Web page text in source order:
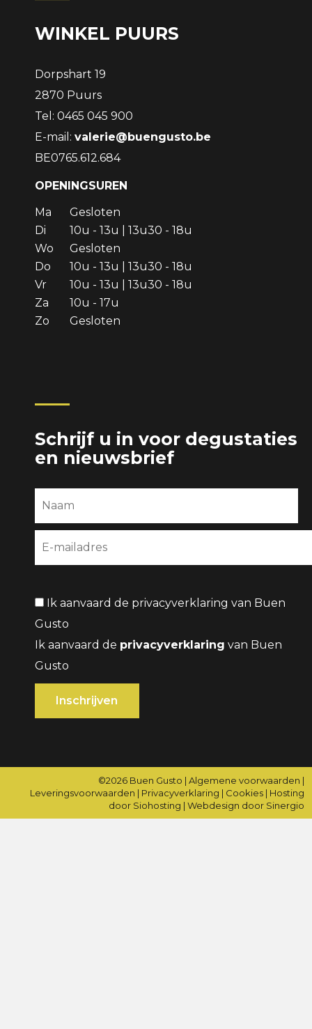
WINKEL PUURS
Dorpshart 19
2870 Puurs
Tel: 0465 045 900
E-mail: valerie@buengusto.be
BE0765.612.684
OPENINGSUREN
Ma
Gesloten
Di
10u - 13u | 13u30 - 18u
Wo
Gesloten
Do
10u - 13u | 13u30 - 18u
Vr
10u - 13u | 13u30 - 18u
Za
10u - 17u
Zo
Gesloten
Schrijf u in voor degustaties
en nieuwsbrief
Ik aanvaard de privacyverklaring van Buen
Gusto
Ik aanvaard de privacyverklaring van Buen
Gusto
©2026 Buen Gusto | Algemene voorwaarden |
Leveringsvoorwaarden | Privacyverklaring | Cookies | Hosting
door Siohosting | Webdesign door Sinergio